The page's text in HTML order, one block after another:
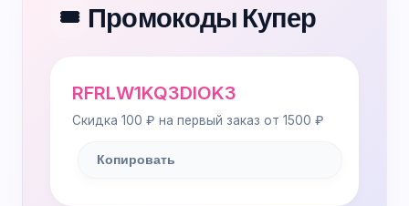
🎟️ Промокоды Купер
RFRLW1KQ3DIOK3
Скидка 100 ₽ на первый заказ от 1500 ₽
Копировать